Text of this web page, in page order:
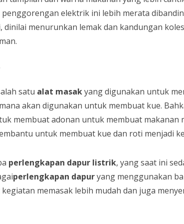
elektrik ini lebih merata
dinilai menurunkan lemak dan kandungan
satu alat masakyang digunakan untuk
akan digunakan untuk membuat kue.
membuat adonan untuk membuat makanan
untuk membuat kue dan roti menjadi
perlengkapan dapur listrik, yang saat ini
perlengkapan dapuryang menggunakan
memasak lebih mudah dan juga